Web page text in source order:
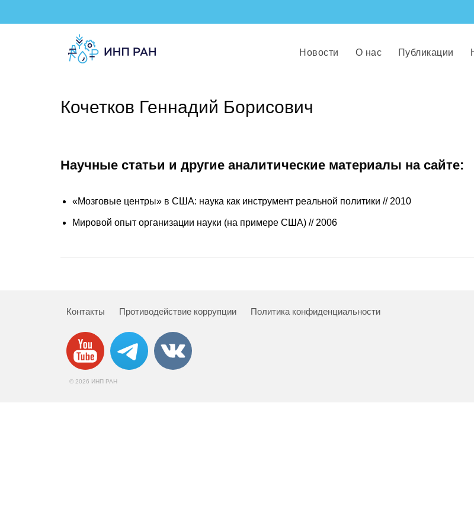
Новости О нас Публикации
Кочетков Геннадий Борисович
Научные статьи и другие аналитические материалы на сайте:
«Мозговые центры» в США: наука как инструмент реальной политики // 2010
Мировой опыт организации науки (на примере США) // 2006
Контакты Противодействие коррупции Политика конфиденциальности
© 2026 ИНП РАН